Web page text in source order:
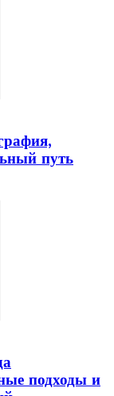
путь
подходы и